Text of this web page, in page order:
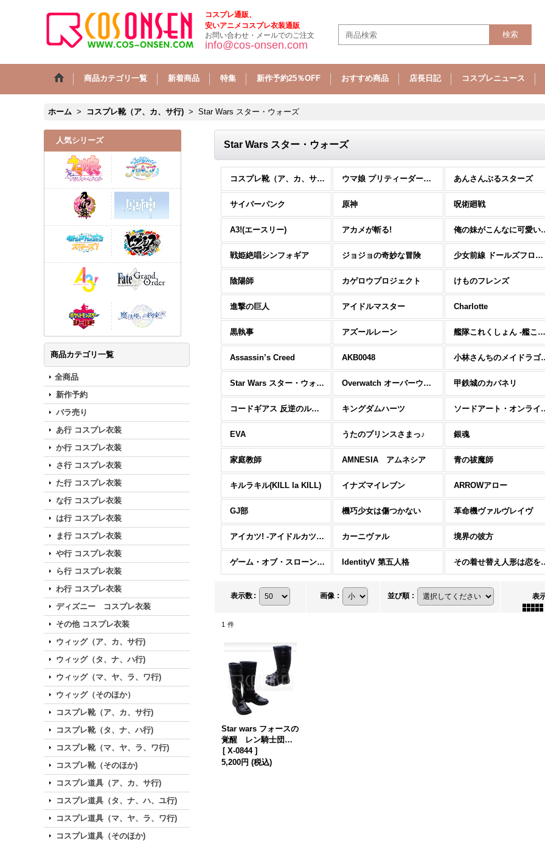
コスプレ通販、
安いアニメコスプレ衣装通販
お問い合わせ・メールでのご注文
info@cos-onsen.com
商品カテゴリ一覧 新着商品 特集 新作予約25％OFF おすすめ商品 店長日記 コスプレニュース
ホーム > コスプレ靴（ア、カ、サ行) > Star Wars スター・ウォーズ
人気シリーズ
商品カテゴリ一覧
全商品
新作予約
バラ売り
あ行 コスプレ衣装
か行 コスプレ衣装
さ行 コスプレ衣装
た行 コスプレ衣装
な行 コスプレ衣装
は行 コスプレ衣装
ま行 コスプレ衣装
や行 コスプレ衣装
ら行 コスプレ衣装
わ行 コスプレ衣装
ディズニー コスプレ衣装
その他 コスプレ衣装
ウィッグ（ア、カ、サ行)
ウィッグ（タ、ナ、ハ行)
ウィッグ（マ、ヤ、ラ、ワ行)
ウィッグ（そのほか）
コスプレ靴（ア、カ、サ行)
コスプレ靴（タ、ナ、ハ行)
コスプレ靴（マ、ヤ、ラ、ワ行)
コスプレ靴（そのほか)
コスプレ道具（ア、カ、サ行)
コスプレ道具（タ、ナ、ハ、ユ行)
コスプレ道具（マ、ヤ、ラ、ワ行)
コスプレ道具（そのほか)
Star Wars スター・ウォーズ
コスプレ靴（ア、カ、サ行) (全商品) ウマ娘 プリティーダービー あんさんぶるスターズ
サイバーパンク 原神 呪術廻戦
A3!(エースリー) アカメが斬る! 俺の妹がこ
戦姫絶唱シンフォギア ジョジョの奇妙な冒険 少女前線 ドールズフロントライン
陰陽師 カゲロウプロジェクト けものフレンズ
進撃の巨人 アイドルマスター Charlotte
黒執事 アズールレーン 艦隊これくしょん -艦これ-
Assassin’s Creed AKB0048 小林さん
Star Wars スター・ウォーズ Overwatch オーバーウォッチ 甲鉄城のカバネリ
コードギアス 反逆のルルーシュ キングダムハーツ ソードア
EVA うたのプリンスさまっ♪ 銀魂
家庭教師 AMNESIA アムネシア 青の祓魔師
キルラキル(KILL la KILL) イナズマイレブン ARROWアロー
GJ部 機巧少女は傷つかない 革命機ヴァルヴレイヴ
アイカツ! -アイドルカツドウ!- カーニヴァル 境界の彼方
ゲーム・オブ・スローンズ IdentityV 第五人格 その着せ
表示数 : 画像 : 並び順 : 表
1 件
Star wars フォースの
覚醒 レン騎士団
カイロ?レン コスプ
レ靴
[ X-0844 ]
5,200円 (税込)